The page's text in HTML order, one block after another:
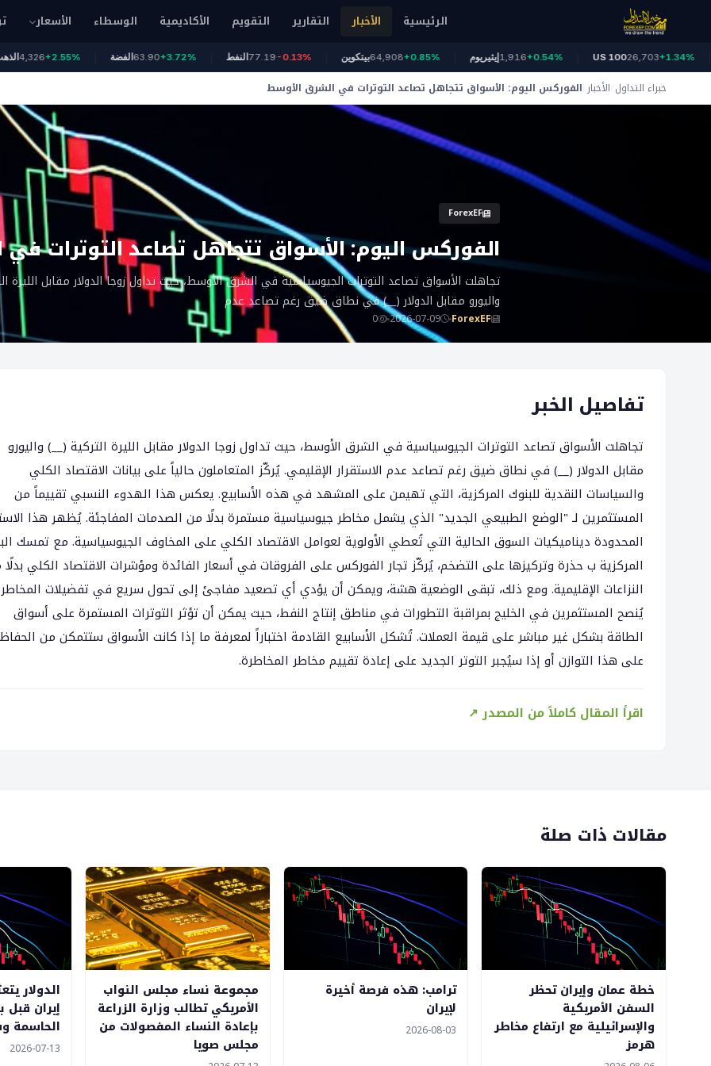
الرئيسية الأخبار التقارير التقويم الأكاديمية الوسطاء الأسعار
+2.55% الفضة63.90+3.72% النفط77.19-0.13% بيتكوين64,908+0.85% إيثيريوم1,916+0.54% US 10026,703+1.34%
خبراء التداول الأخبار الفوركس اليوم: الأسواق تتجاهل تصاعد التوترات في الشرق الأوسط
ForexEF
الفوركس اليوم: الأسواق تتجاهل تصاعد التوترات
تجاهلت الأسواق تصاعد التوترات الجيوسياسية في الشرق الأوسط، حيث تداول زوجا الدولار مقابل الليرة
واليورو مقابل الدولار (__) في نطاق ضيق رغم تصاعد عدم
ForexEF
2026-07-09
0
تفاصيل الخبر
تجاهلت الأسواق تصاعد التوترات الجيوسياسية في الشرق الأوسط، حيث تداول زوجا الدولار مقابل الليرة التركية (__) واليورو
مقابل الدولار (__) في نطاق ضيق رغم تصاعد عدم الاستقرار الإقليمي. يُركّز المتعاملون حالياً على بيانات الاقتصاد الكلي
والسياسات النقدية للبنوك المركزية، التي تهيمن على المشهد في هذه الأسابيع. يعكس هذا الهدوء النسبي تقييماً من
المستثمرين لـ "الوضع الطبيعي الجديد" الذي يشمل مخاطر جيوسياسية مستمرة بدلًا من الصدمات المفاجئة. يُظهر هذا
المحدودة ديناميكيات السوق الحالية التي تُعطي الأولوية لعوامل الاقتصاد الكلي على المخاوف الجيوسياسية. مع تمسك
المركزية ب حذرة وتركيزها على التضخم، يُركّز تجار الفوركس على الفروقات في أسعار الفائدة ومؤشرات الاقتصاد الكلي
النزاعات الإقليمية. ومع ذلك، تبقى الوضعية هشة، ويمكن أن يؤدي أي تصعيد مفاجئ إلى تحول سريع في تفضيلات
يُنصح المستثمرين في الخليج بمراقبة التطورات في مناطق إنتاج النفط، حيث يمكن أن تؤثر التوترات المستمرة على أسواق
الطاقة بشكل غير مباشر على قيمة العملات. تُشكل الأسابيع القادمة اختباراً لمعرفة ما إذا كانت الأسواق ستتمكن من الحفاظ
على هذا التوازن أو إذا سيُجبر التوتر الجديد على إعادة تقييم مخاطر المخاطرة.
اقرأ المقال كاملاً من المصدر ↗
مقالات ذات صلة
خطة عمان وإيران تحظر
السفن الأمريكية
والإسرائيلية مع ارتفاع مخاطر
هرمز
ترامب: هذه فرصة أخيرة
لإيران
2026-08-03
مجموعة نساء مجلس النواب
الأمريكي تطالب وزارة الزراعة
بإعادة النساء المفصولات من
مجلس صويا
الدولار
إيران قبل
الحاسمة
2026-07-13